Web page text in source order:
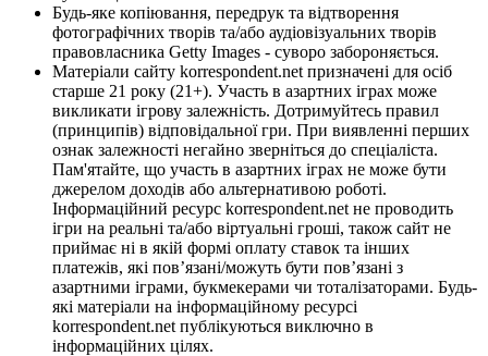
Будь-яке копіювання, передрук та відтворення
фотографічних творів та/або аудіовізуальних творів
правовласника Getty Images - суворо забороняється.
Матеріали сайту korrespondent.net призначені для осіб
старше 21 року (21+). Участь в азартних іграх може
викликати ігрову залежність. Дотримуйтесь правил
(принципів) відповідальної гри. При виявленні перших
ознак залежності негайно зверніться до спеціаліста.
Пам'ятайте, що участь в азартних іграх не може бути
джерелом доходів або альтернативою роботі.
Інформаційний ресурс korrespondent.net не проводить
ігри на реальні та/або віртуальні гроші, також сайт не
приймає ні в якій формі оплату ставок та інших
платежів, які пов’язані/можуть бути пов’язані з
азартними іграми, букмекерами чи тоталізаторами. Будь-
які матеріали на інформаційному ресурсі
korrespondent.net публікуються виключно в
інформаційних цілях.